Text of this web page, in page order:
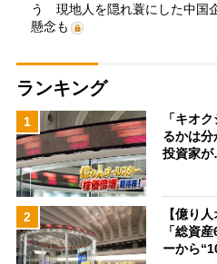
う 現地人を隠れ蓑にした中国
懸念も
ランキング
1
「キオ
るかは分
投資家
2
【億り
「総資
ーから